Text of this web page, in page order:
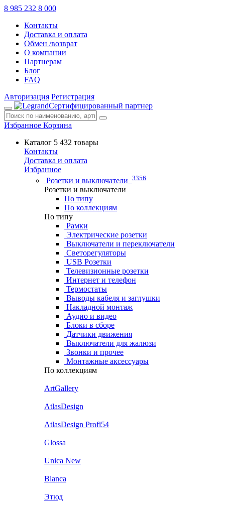
8 985 232 8 000
Контакты
Доставка и оплата
Обмен /возврат
О компании
Партнерам
Блог
FAQ
Авторизация Регистрация
Сертифицированный партнер
Избранное Корзина
Каталог 5 432 товары
Контакты
Доставка и оплата
Избранное
Розетки и выключатели 3356
Розетки и выключатели
По типу
По коллекциям
По типу
Рамки
Электрические розетки
Выключатели и переключатели
Светорегуляторы
USB Розетки
Телевизионные розетки
Интернет и телефон
Термостаты
Выводы кабеля и заглушки
Накладной монтаж
Аудио и видео
Блоки в сборе
Датчики движения
Выключатели для жалюзи
Звонки и прочее
Монтажные аксессуары
По коллекциям
ArtGallery
AtlasDesign
AtlasDesign Profi54
Glossa
Unica New
Blanca
Этюд